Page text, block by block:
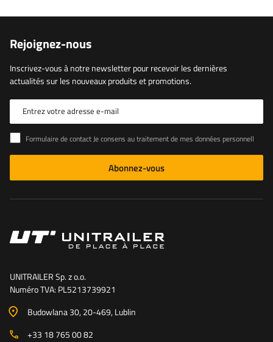
Rejoignez-nous
Inscrivez-vous à notre newsletter pour recevoir les dernières
actualités sur les nouveaux produits et promotions.
Entrez votre adresse e-mail
Formulaire de contact Je consens au traitement de mes données personnelles contenues dans le formulaire de contact conformément au règlement du Parlement européen et du Conseil (UE)
Abonnez-vous
UNITRAILER Sp. z o.o.
Numéro TVA: PL5213739921
Budowlana 30, 20-469, Lublin
+33 18 765 00 82